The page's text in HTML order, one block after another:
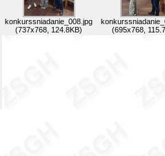
konkurssniadanie_008.jpg
(737x768, 124.8KB)
(695x768,